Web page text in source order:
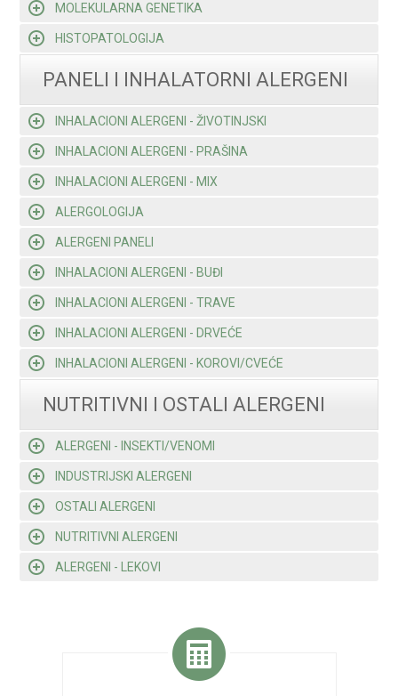
MOLEKULARNA GENETIKA
HISTOPATOLOGIJA
PANELI I INHALATORNI ALERGENI
INHALACIONI ALERGENI - ŽIVOTINJSKI
INHALACIONI ALERGENI - PRAŠINA
INHALACIONI ALERGENI - MIX
ALERGOLOGIJA
ALERGENI PANELI
INHALACIONI ALERGENI - BUĐI
INHALACIONI ALERGENI - TRAVE
INHALACIONI ALERGENI - DRVEĆE
INHALACIONI ALERGENI - KOROVI/CVEĆE
NUTRITIVNI I OSTALI ALERGENI
ALERGENI - INSEKTI/VENOMI
INDUSTRIJSKI ALERGENI
OSTALI ALERGENI
NUTRITIVNI ALERGENI
ALERGENI - LEKOVI